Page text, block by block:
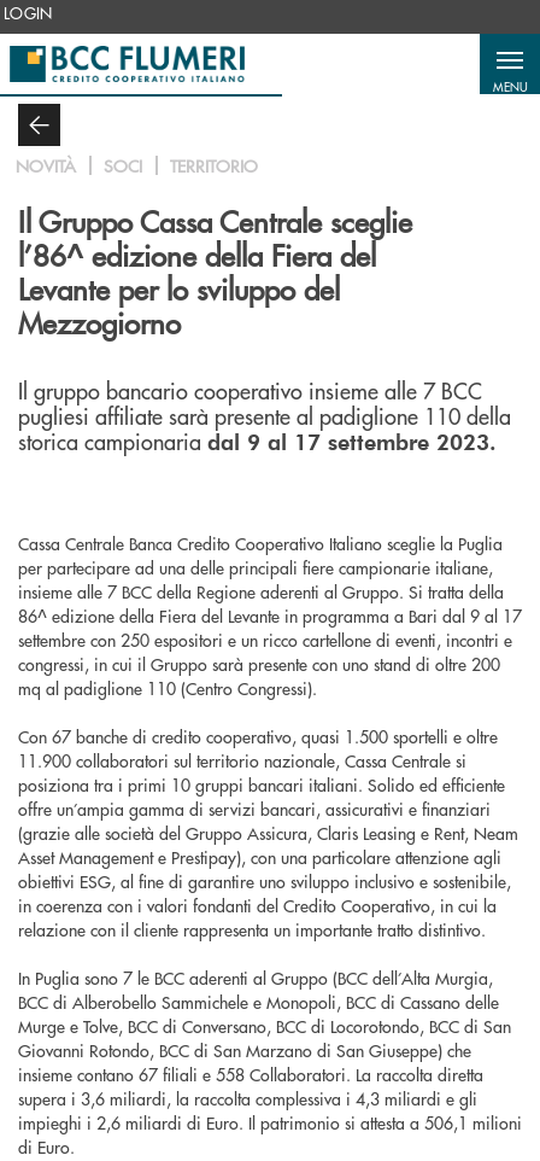
Salta al contenuto principale
LOGIN
MENU
NOVITÀ SOCI TERRITORIO
Il Gruppo Cassa Centrale sceglie
l’86^ edizione della Fiera del
Levante per lo sviluppo del
Mezzogiorno
Il gruppo bancario cooperativo insieme alle 7 BCC
pugliesi affiliate sarà presente al padiglione 110 della
storica campionaria dal 9 al 17 settembre 2023.
Cassa Centrale Banca Credito Cooperativo Italiano sceglie la Puglia
per partecipare ad una delle principali fiere campionarie italiane,
insieme alle 7 BCC della Regione aderenti al Gruppo. Si tratta della
86^ edizione della Fiera del Levante in programma a Bari dal 9 al 17
settembre con 250 espositori e un ricco cartellone di eventi, incontri e
congressi, in cui il Gruppo sarà presente con uno stand di oltre 200
mq al padiglione 110 (Centro Congressi).
Con 67 banche di credito cooperativo, quasi 1.500 sportelli e oltre
11.900 collaboratori sul territorio nazionale, Cassa Centrale si
posiziona tra i primi 10 gruppi bancari italiani. Solido ed efficiente
offre un’ampia gamma di servizi bancari, assicurativi e finanziari
(grazie alle società del Gruppo Assicura, Claris Leasing e Rent, Neam
Asset Management e Prestipay), con una particolare attenzione agli
obiettivi ESG, al fine di garantire uno sviluppo inclusivo e sostenibile,
in coerenza con i valori fondanti del Credito Cooperativo, in cui la
relazione con il cliente rappresenta un importante tratto distintivo.
In Puglia sono 7 le BCC aderenti al Gruppo (BCC dell’Alta Murgia,
BCC di Alberobello Sammichele e Monopoli, BCC di Cassano delle
Murge e Tolve, BCC di Conversano, BCC di Locorotondo, BCC di San
Giovanni Rotondo, BCC di San Marzano di San Giuseppe) che
insieme contano 67 filiali e 558 Collaboratori. La raccolta diretta
supera i 3,6 miliardi, la raccolta complessiva i 4,3 miliardi e gli
impieghi i 2,6 miliardi di Euro. Il patrimonio si attesta a 506,1 milioni
di Euro.